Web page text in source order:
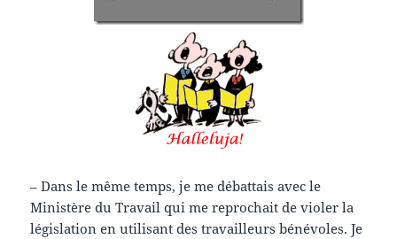
– Dans le même temps, je me débattais avec le
Ministère du Travail qui me reprochait de violer la
législation en utilisant des travailleurs bénévoles. Je